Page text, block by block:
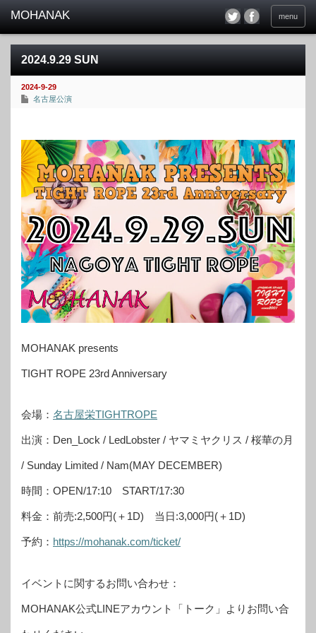
menu
2024.9.29 SUN
2024-9-29
名古屋公演
MOHANAK presents
TIGHT ROPE 23rd Anniversary
会場： 名古屋栄TIGHTROPE
出演：Den_Lock / LedLobster / ヤマミヤクリス / 桜華の月
/ Sunday Limited / Nam(MAY DECEMBER)
時間：OPEN/17:10 START/17:30
料金：前売:2,500円(＋1D) 当日:3,000円(＋1D)
予約： https://mohanak.com/ticket/
イベントに関するお問い合わせ：
MOHANAK公式LINEアカウント「トーク」よりお問い合